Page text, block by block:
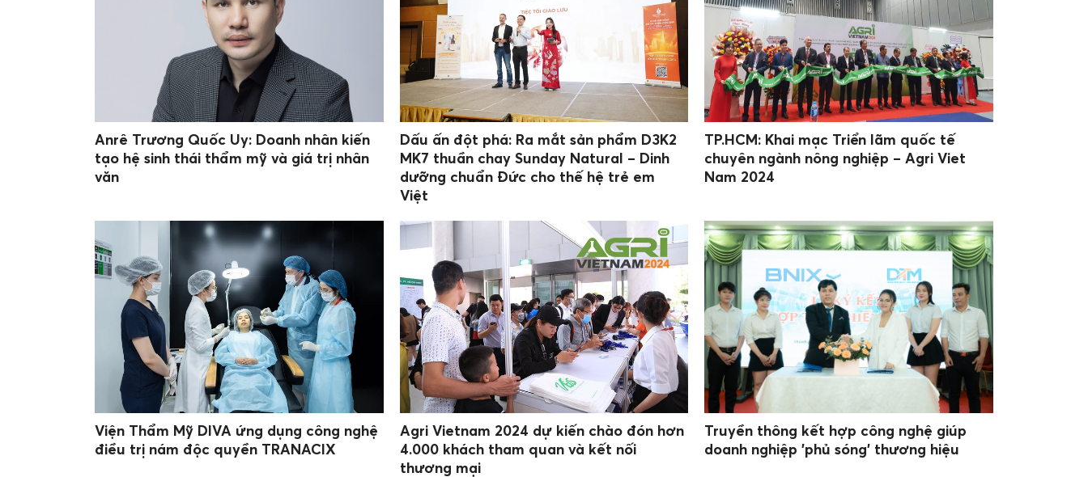
Anrê Trương Quốc Uy: Doanh nhân kiến
tạo hệ sinh thái thẩm mỹ và giá trị nhân
văn
Dấu ấn đột phá: Ra mắt sản phẩm D3K2
MK7 thuần chay Sunday Natural – Dinh
dưỡng chuẩn Đức cho thế hệ trẻ em
Việt
TP.HCM: Khai mạc Triển lãm quốc tế
chuyên ngành nông nghiệp – Agri Viet
Nam 2024
Viện Thẩm Mỹ DIVA ứng dụng công nghệ
điều trị nám độc quyền TRANACIX
Agri Vietnam 2024 dự kiến chào đón hơn
4.000 khách tham quan và kết nối
thương mại
Truyền thông kết hợp công nghệ giúp
doanh nghiệp 'phủ sóng' thương hiệu